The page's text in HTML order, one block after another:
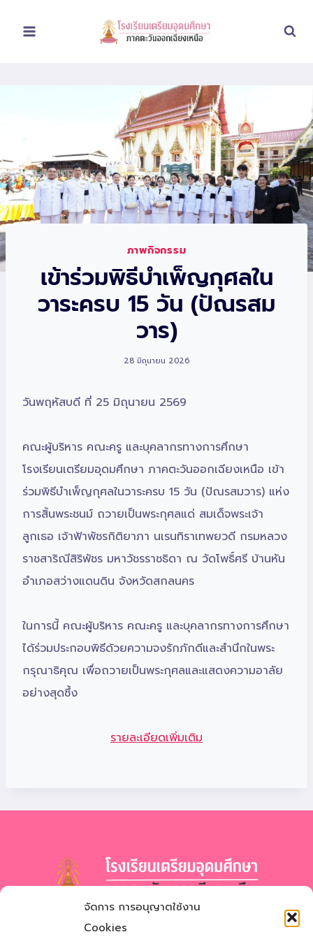
จัดการ การอนุญาตใช้งาน
Cookies
ภาพกิจกรรม
เข้าร่วมพิธีบำเพ็ญกุศลใน
วาระครบ 15 วัน (ปัณรสม
วาร)
28 มิถุนายน 2026
วันพฤหัสบดี ที่ 25 มิถุนายน 2569
คณะผู้บริหาร คณะครู และบุคลากรทางการศึกษา
โรงเรียนเตรียมอุดมศึกษา ภาคตะวันออกเฉียงเหนือ เข้า
ร่วมพิธีบำเพ็ญกุศลในวาระครบ 15 วัน (ปัณรสมวาร) แห่ง
การสิ้นพระชนม์ ถวายเป็นพระกุศลแด่ สมเด็จพระเจ้า
ลูกเธอ เจ้าฟ้าพัชรกิติยาภา นเรนทิราเทพยวดี กรมหลวง
ราชสาริณีสิริพัชร มหาวัชรราชธิดา ณ วัดโพธิ์ศรี บ้านหัน
อำเภอสว่างแดนดิน จังหวัดสกลนคร
ในการนี้ คณะผู้บริหาร คณะครู และบุคลากรทางการศึกษา
ได้ร่วมประกอบพิธีด้วยความจงรักภักดีและสำนึกในพระ
กรุณาธิคุณ เพื่อถวายเป็นพระกุศลและแสดงความอาลัย
อย่างสุดซึ้ง
รายละเอียดเพิ่มเติม
โรงเรียนเตรียมอุดมศึกษา